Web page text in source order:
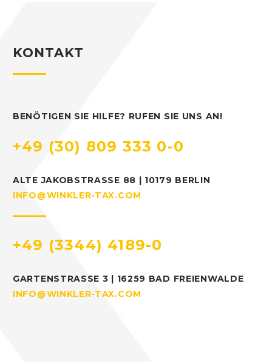
KONTAKT
BENÖTIGEN SIE HILFE? RUFEN SIE UNS AN!
+49 (30) 809 333 0-0
ALTE JAKOBSTRASSE 88 | 10179 BERLIN
INFO@WINKLER-TAX.COM
+49 (3344) 4189-0
GARTENSTRASSE 3 | 16259 BAD FREIENWALDE
INFO@WINKLER-TAX.COM